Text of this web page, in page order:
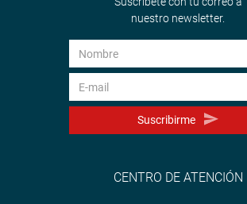
nuestro newsletter.
Suscribirme
CENTRO DE ATENCIÓN